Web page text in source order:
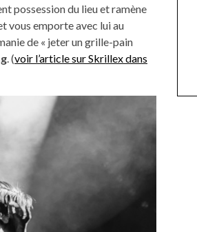
possession du lieu et ramène
vous emporte avec lui au
de « jeter un grille-pain
. (voir l’article sur Skrillex dans